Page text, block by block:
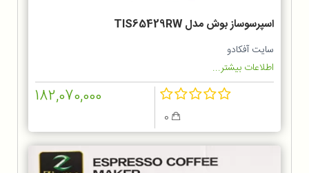
اسپرسوساز بوش مدل TIS65429RW
سایت آفکادو
اطلاعات بیشتر...
182,070,000